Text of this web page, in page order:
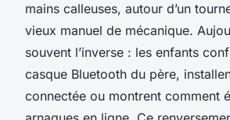
mains calleuses, autour d’un
vieux manuel de mécanique.
souvent l’inverse : les enfants
casque Bluetooth du père,
connectée ou montrent comment